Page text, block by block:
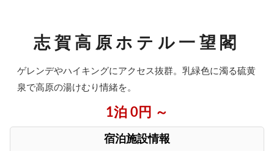
志賀高原ホテル一望閣
ゲレンデやハイキングにアクセス抜群。乳緑色に濁る硫黄
泉で高原の湯けむり情緒を。
1泊 0円 ～
宿泊施設情報